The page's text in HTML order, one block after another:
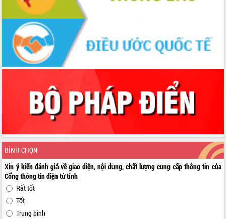
BÌNH CHỌN
Xin ý kiến đánh giá về giao diện, nội dung, chất lượng cung cấp thông tin của
Cổng thông tin điện tử tỉnh
Rất tốt
Tốt
Trung bình